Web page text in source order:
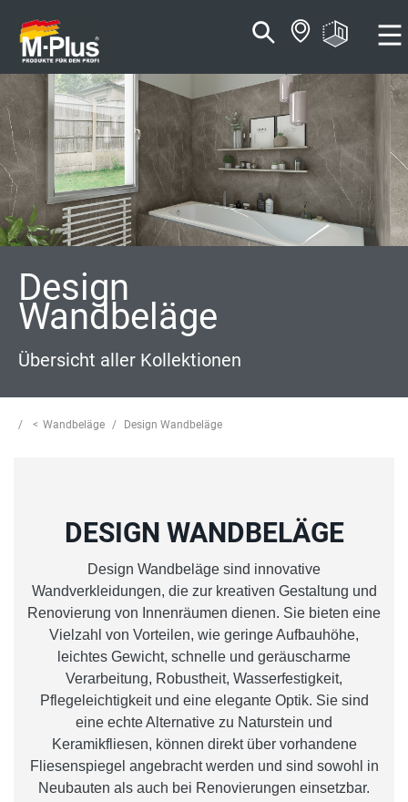
Inhalt
springen
Navigationsmenü
springen
Übersicht aller Kollektionen
Design
Wandbeläge
Wandbeläge Design Wandbeläge
DESIGN WANDBELÄGE
Design Wandbeläge sind innovative
Wandverkleidungen, die zur kreativen Gestaltung und
Renovierung von Innenräumen dienen. Sie bieten eine
Vielzahl von Vorteilen, wie geringe Aufbauhöhe,
leichtes Gewicht, schnelle und geräuscharme
Verarbeitung, Robustheit, Wasserfestigkeit,
Pflegeleichtigkeit und eine elegante Optik. Sie sind
eine echte Alternative zu Naturstein und
Keramikfliesen, können direkt über vorhandene
Fliesenspiegel angebracht werden und sind sowohl in
Neubauten als auch bei Renovierungen einsetzbar.